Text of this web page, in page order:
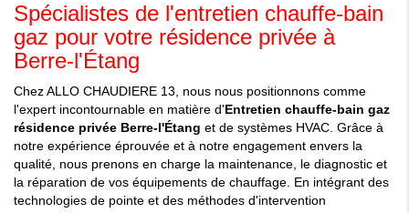
Spécialistes de l'entretien chauffe-bain
gaz pour votre résidence privée à
Berre-l'Étang
Chez ALLO CHAUDIERE 13, nous nous positionnons comme
l'expert incontournable en matière d'Entretien chauffe-bain gaz
résidence privée Berre-l'Étang et de systèmes HVAC. Grâce à
notre expérience éprouvée et à notre engagement envers la
qualité, nous prenons en charge la maintenance, le diagnostic et
la réparation de vos équipements de chauffage. En intégrant des
technologies de pointe et des méthodes d'intervention